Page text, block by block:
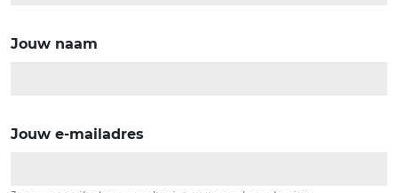
Jouw naam
Jouw e-mailadres